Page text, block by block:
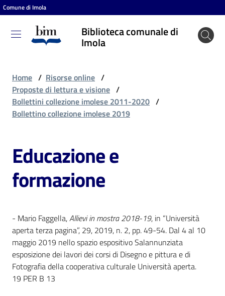
Vai al contenuto
Vai alla navigazione
Vai al footer
Comune di Imola
Biblioteca comunale di
Imola
Biblioteca
comunale
Entra
Cosa
puoi
fare
Scopri
i
contenuti
Risorse
Home / Risorse online /
Proposte di lettura e visione /
Bollettini collezione imolese 2011-2020 /
Bollettino collezione imolese 2019
Educazione e
formazione
- Mario Faggella,Allievi in mostra 2018-19, in “Università
aperta terza pagina”, 29, 2019, n. 2, pp. 49-54. Dal 4 al 10
maggio 2019 nello spazio espositivo Salannunziata
esposizione dei lavori dei corsi di Disegno e pittura e di
Fotografia della cooperativa culturale Università aperta.
19 PER B 13